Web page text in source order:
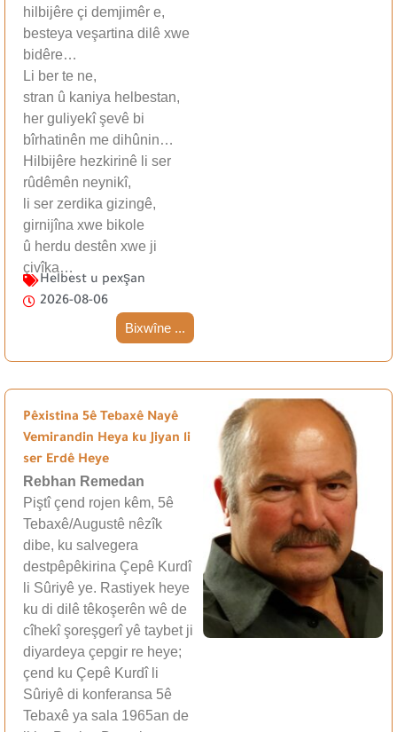
hilbijêre çi demjimêr e,
besteya veşartina dilê xwe
bidêre…
Li ber te ne,
stran û kaniya helbestan,
her guliyekî şevê bi
bîrhatinên me dihûnin…
Hilbijêre hezkirinê li ser
rûdêmên neynikî,
li ser zerdika gizingê,
girnijîna xwe bikole
û herdu destên xwe ji
çivîka…
Helbest u pexşan
2026-08-06
Bixwîne ...
Pêxistina 5ê Tebaxê Nayê
Vemirandin Heya ku Jiyan li
ser Erdê Heye
Rebhan Remedan
Piştî çend rojen kêm, 5ê
Tebaxê/Augustê nêzîk
dibe, ku salvegera
destpêpêkirina Çepê Kurdî
li Sûriyê ye. Rastiyek heye
ku di dilê têkoşerên wê de
cîhekî şoreşgerî yê taybet ji
diyardeya çepgir re heye;
çend ku Çepê Kurdî li
Sûriyê di konferansa 5ê
Tebaxê ya sala 1965an de